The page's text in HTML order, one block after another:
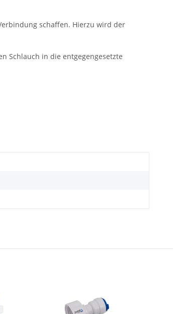
schaffen. Hierzu wird der
Schlauch in die entgegengesetzte